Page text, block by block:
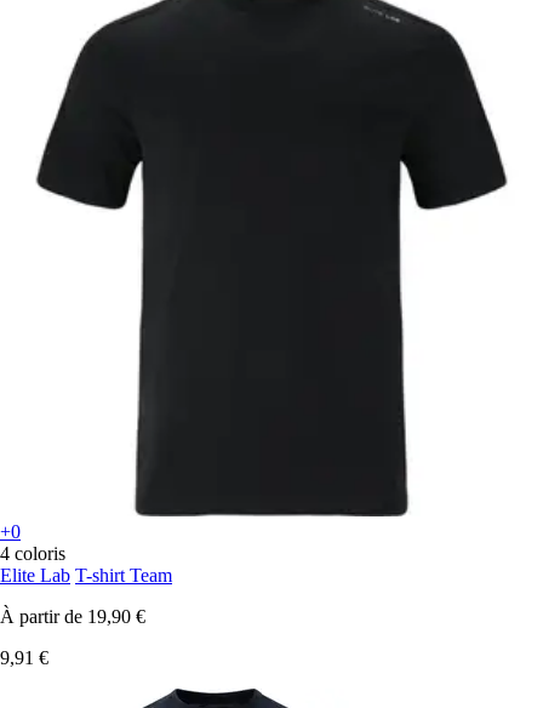
+0
4 coloris
Elite Lab T-shirt Team
À partir de 19,90 €
9,91 €